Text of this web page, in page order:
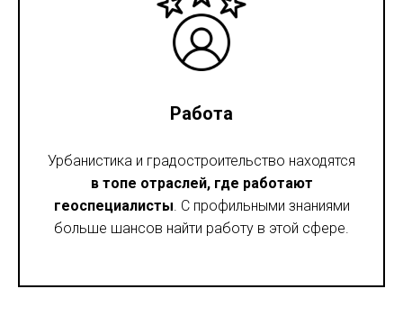
Работа
Урбанистика и градостроительство находятся
в топе отраслей, где работают
геоспециалисты. С профильными знаниями
больше шансов найти работу в этой сфере.